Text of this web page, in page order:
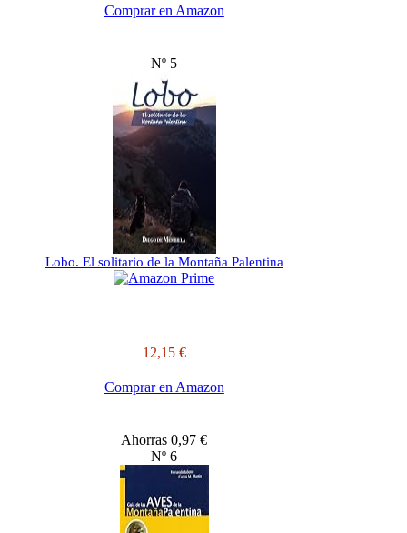
Comprar en Amazon
Nº 5
Lobo. El solitario de la Montaña Palentina
12,15 €
Comprar en Amazon
Ahorras 0,97 €
Nº 6